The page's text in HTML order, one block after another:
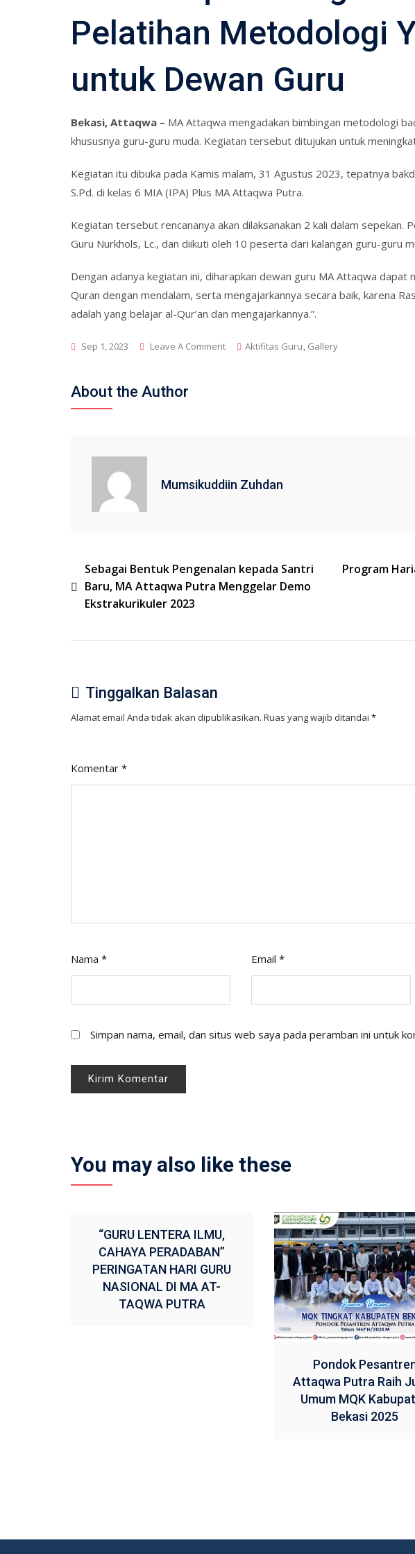
Pelatihan Metodologi
untuk Dewan Guru
Bekasi, Attaqwa – MA Attaqwa mengadakan bimbingan metodologi
khususnya guru-guru muda. Kegiatan tersebut ditujukan untuk
Kegiatan itu dibuka pada Kamis malam, 31 Agustus 2023, tepatnya
S.Pd. di kelas 6 MIA (IPA) Plus MA Attaqwa Putra.
Kegiatan tersebut rencananya akan dilaksanakan 2 kali dalam sepekan.
Guru Nurkhols, Lc., dan diikuti oleh 10 peserta dari kalangan guru-guru
Dengan adanya kegiatan ini, diharapkan dewan guru MA Attaqwa dapat
Quran dengan mendalam, serta mengajarkannya secara baik, karena
adalah yang belajar al-Qur’an dan mengajarkannya.”.
Sep 1, 2023 Leave A CommentOn
Dewan
Aktifitas Guru, Gallery
About the Author
Mumsikuddiin Zuhdan
Navigasi
pos
Sebagai Bentuk Pengenalan kepada Santri
Baru, MA Attaqwa Putra Menggelar Demo
Ekstrakurikuler 2023
Program
Tinggalkan Balasan
Alamat email Anda tidak akan dipublikasikan. Ruas yang wajib ditandai *
Komentar *
Nama * Email *
Simpan nama, email, dan situs web saya pada peramban ini untuk
You may also like these
“GURU LENTERA ILMU,
CAHAYA PERADABAN”
PERINGATAN HARI GURU
NASIONAL DI MA AT-
TAQWA PUTRA
Pondok
Attaqwa Putra Raih
Umum MQK
Bekasi 2025